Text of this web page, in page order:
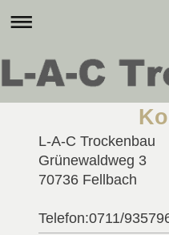
L-A-C Trockenbau
Grünewaldweg 3
70736 Fellbach
Telefon:0711/